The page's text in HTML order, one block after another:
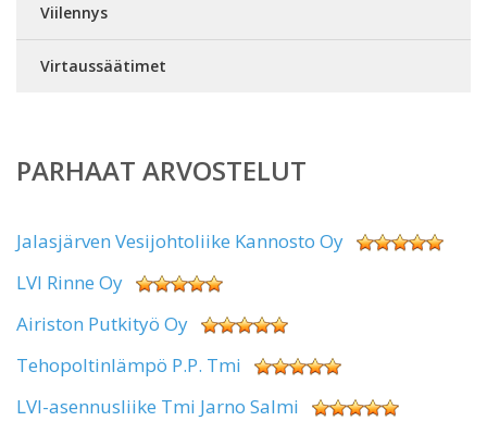
Viilennys
Virtaussäätimet
PARHAAT ARVOSTELUT
Jalasjärven Vesijohtoliike Kannosto Oy
LVI Rinne Oy
Airiston Putkityö Oy
Tehopoltinlämpö P.P. Tmi
LVI-asennusliike Tmi Jarno Salmi